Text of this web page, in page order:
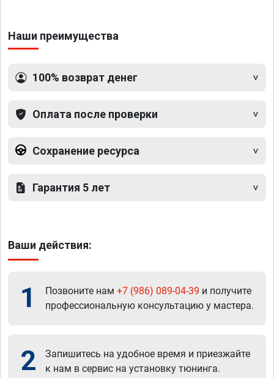
Наши преимущества
100% возврат денег
Оплата после проверки
Сохранение ресурса
Гарантия 5 лет
Ваши действия:
1 Позвоните нам +7 (986) 089-04-39 и получите
профессиональную консультацию у мастера.
2
Запишитесь на удобное время и приезжайте
к нам в сервис на установку тюнинга.